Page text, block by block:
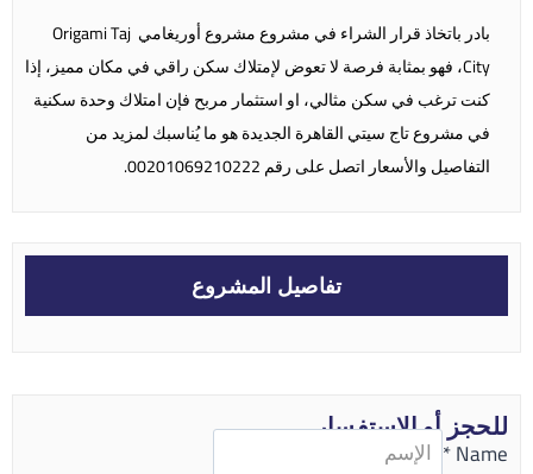
بادر باتخاذ قرار الشراء في مشروع مشروع أوريغامي Origami Taj
City، فهو بمثابة فرصة لا تعوض لإمتلاك سكن راقي في مكان مميز، إذا
كنت ترغب في سكن مثالي، او استثمار مربح فإن امتلاك وحدة سكنية
في مشروع تاج سيتي القاهرة الجديدة هو ما يُناسبك لمزيد من
التفاصيل والأسعار اتصل على رقم 00201069210222.
تفاصيل المشروع
للحجز أو الاستفسار
Name
*